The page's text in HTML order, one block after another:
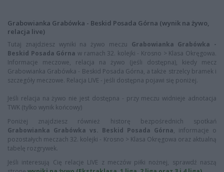
Grabowianka Grabówka - Beskid Posada Górna (wynik na żywo,
relacja live)
Tutaj znajdziesz wyniki na żywo meczu Grabowianka Grabówka -
Beskid Posada Górna w ramach 32. kolejki - Krosno > Klasa Okręgowa.
Informacje meczowe, relacja na żywo (jeśli dostępna), kiedy mecz
Grabowianka Grabówka - Beskid Posada Górna, a także strzelcy bramek i
szczegóły meczowe. Relacja LIVE - jeśli dostępna pojawi się poniżej.
Jeśli relacja na żywo nie jest dostępna - przy meczu widnieje adnotacja
TWK (tylko wynik końcowy)
Poniżej znajdziesz również historę bezpośrednich spotkań
Grabowianka Grabówka vs. Beskid Posada Górna, informacje o
pozostałych meczach 32. kolejki - Krosno > Klasa Okręgowa oraz aktualną
tabelę rozgrywek.
Jeśli interesują Cię relacje LIVE z meczów piłki nożnej, sprawdź naszą